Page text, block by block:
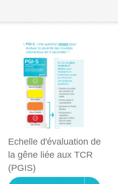
Echelle d'évaluation de
la gêne liée aux TCR
(PGIS)